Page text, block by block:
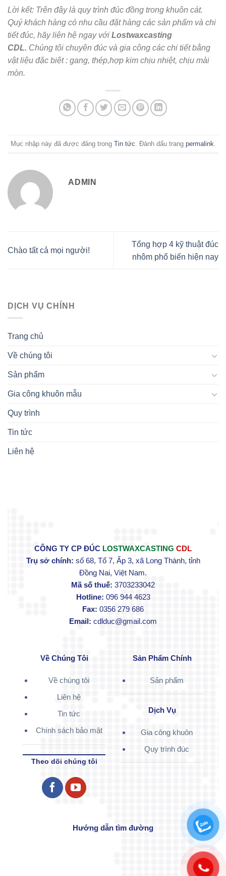
DỊCH VỤ CHÍNH
Trang chủ
Về chúng tôi
Sản phẩm
Gia công khuôn mẫu
Quy trình
Tin tức
Liên hệ
Lời kết: Trên đây là quy trình đúc đồng trong khuôn cát.
Quý khách hàng có nhu cầu đặt hàng các sản phẩm và chi
tiết đúc, hãy liên hệ ngay với Lostwaxcasting
CDL. Chúng tôi chuyên đúc và gia công các chi tiết bằng
vật liệu đặc biệt : gang, thép,hợp kim chịu nhiệt, chịu mài
mòn.
Mục nhập này đã được đăng trong Tin tức . Đánh dấu trang permalink
ADMIN
Chào tất cả mọi người!
Tổng hợp 4 kỹ thuật đúc
nhôm phổ biến hiện nay
CÔNG TY CP ĐÚC LOSTWAXCASTING CDL
Trụ sở chính: số 68, Tổ 7, Ấp 3, xã Long Thành, tỉnh
Đồng Nai, Việt Nam.
Mã số thuế: 3703233042
Hotline: 096 944 4623
Fax: 0356 279 686
Email: cdlduc@gmail.com
Về Chúng Tôi
Về chúng tôi
Liên hệ
Tin tức
Chính sách bảo mật
Theo dõi chúng tôi
Sản Phẩm Chính
Sản phẩm
Dịch Vụ
Gia công khuôn
Quy trình đúc
Hướng dẫn tìm đường